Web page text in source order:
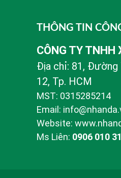
THÔNG TIN
CÔNG TY TNHH
Địa chỉ: 81, Đường
12, Tp. HCM
MST: 0315285214
Email:
Website:
Ms Liên: 0906 010